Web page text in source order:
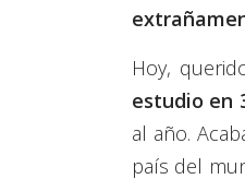
Hoy,
estudio en
al año.
país del